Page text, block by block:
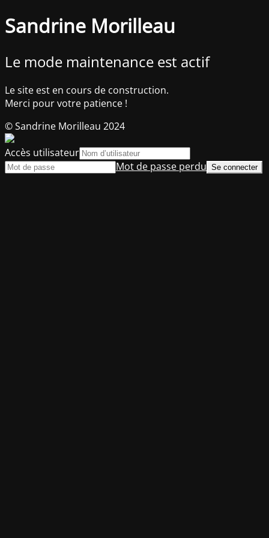
Sandrine Morilleau
Le mode maintenance est actif
Le site est en cours de construction.
Merci pour votre patience !
© Sandrine Morilleau 2024
Accès utilisateur
Mot de passe perdu